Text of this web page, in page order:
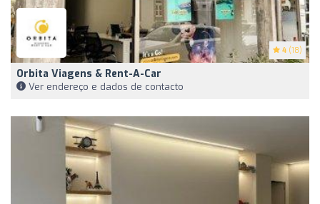
4 (18)
Orbita Viagens & Rent-A-Car
Ver endereço e dados de contacto